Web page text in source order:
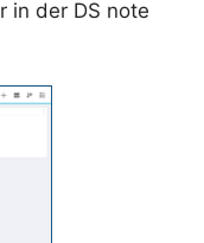
in der DS note